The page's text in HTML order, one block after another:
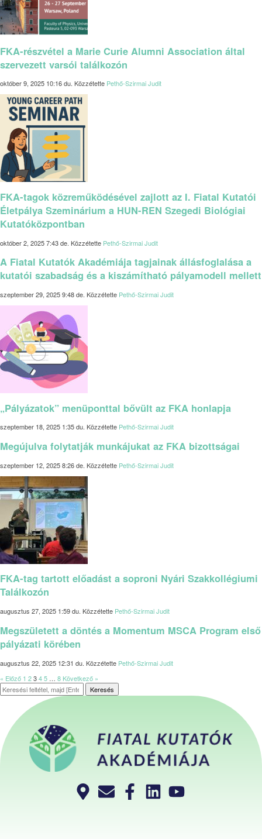
FKA-részvétel a Marie Curie Alumni Association által
szervezett varsói találkozón
október 9, 2025 10:16 du. Közzétette Pethő-Szirmai Judit
FKA-tagok közreműködésével zajlott az I. Fiatal Kutatói
Életpálya Szeminárium a HUN-REN Szegedi Biológiai
Kutatóközpontban
október 2, 2025 7:43 de. Közzétette Pethő-Szirmai Judit
A Fiatal Kutatók Akadémiája tagjainak állásfoglalása a
kutatói szabadság és a kiszámítható pályamodell mellett
szeptember 29, 2025 9:48 de. Közzétette Pethő-Szirmai Judit
„Pályázatok” menüponttal bővült az FKA honlapja
szeptember 18, 2025 1:35 du. Közzétette Pethő-Szirmai Judit
Megújulva folytatják munkájukat az FKA bizottságai
szeptember 12, 2025 8:26 de. Közzétette Pethő-Szirmai Judit
FKA-tag tartott előadást a soproni Nyári Szakkollégiumi
Találkozón
augusztus 27, 2025 1:59 du. Közzétette Pethő-Szirmai Judit
Megszületett a döntés a Momentum MSCA Program első
pályázati körében
augusztus 22, 2025 12:31 du. Közzétette Pethő-Szirmai Judit
« Előző 1 2345 … 8 Következő »
Keresés